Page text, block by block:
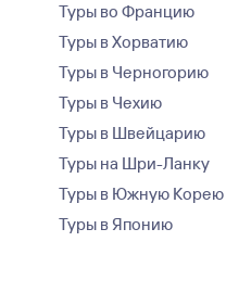
Туры во Францию
Туры в Хорватию
Туры в Черногорию
Туры в Чехию
Туры в Швейцарию
Туры на Шри-Ланку
Туры в Южную Корею
Туры в Японию